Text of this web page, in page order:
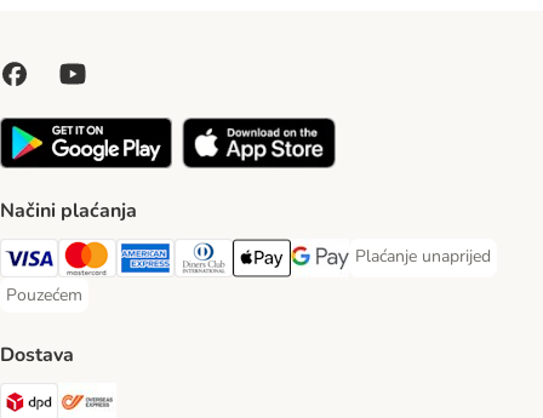
Načini plaćanja
Visa Payment Method
MasterCard Payment Method
American Express Payment Method
Diners Club Payment Method
Payment MethodGoogle pay Payment Method
Plaćanje unaprijed
Plaćanje unaprijed
Pouzećem
Pouzećem Payment Method
Dostava
DPD Shipping Method